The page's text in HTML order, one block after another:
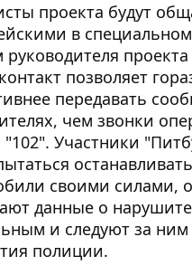
проекта будут
в
руководителя
позволяет
передавать
чем звонки
Участники
останавливать
своими силами,
данные о
и следуют за
полиции.